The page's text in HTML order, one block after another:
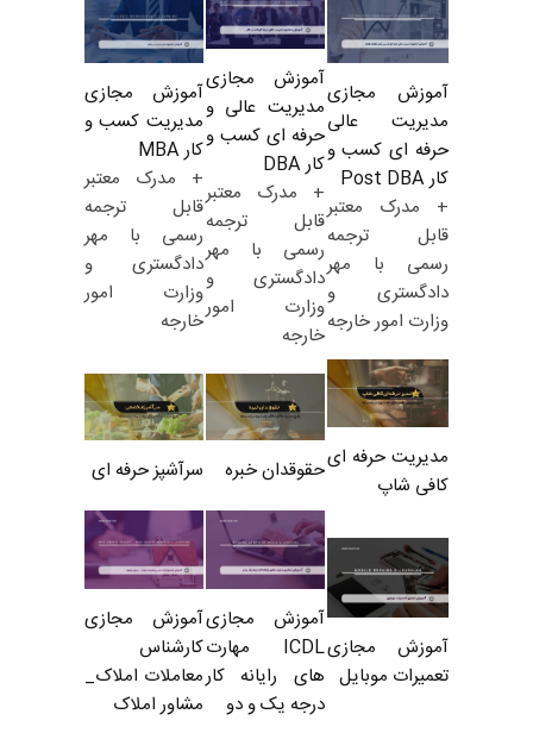
آموزش مجازی
مدیریت عالی
حرفه ای کسب و
کار Post DBA
+ مدرک معتبر
قابل ترجمه
رسمی با مهر
دادگستری و
وزارت امور خارجه
آموزش مجازی
مدیریت عالی و
حرفه ای کسب و
کار DBA
+ مدرک معتبر
قابل ترجمه
رسمی با مهر
دادگستری و
وزارت امور
خارجه
آموزش مجازی
مدیریت کسب و
کار MBA
+ مدرک معتبر
قابل ترجمه
رسمی با مهر
دادگستری و
وزارت امور
خارجه
مدیریت حرفه ای
کافی شاپ
حقوقدان خبره سرآشپز حرفه ای
آموزش مجازی
تعمیرات موبایل
آموزش مجازی
ICDL مهارت
های رایانه کار
درجه یک و دو
آموزش مجازی
کارشناس
معاملات املاک_
مشاور املاک